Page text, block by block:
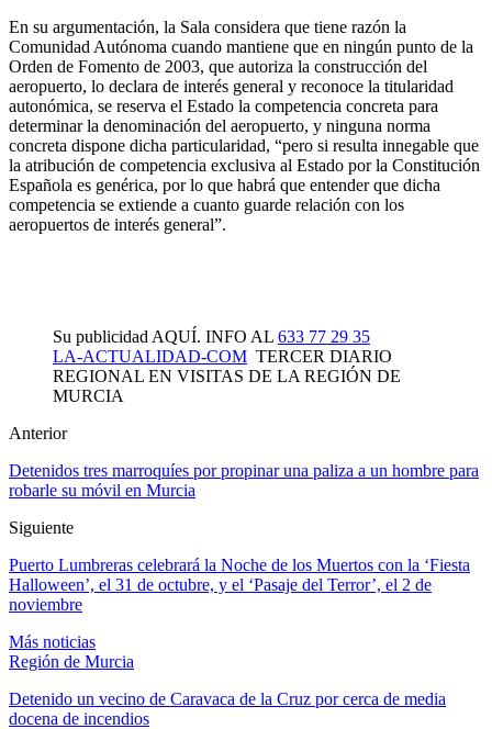
En su argumentación, la Sala considera que tiene razón la
Comunidad Autónoma cuando mantiene que en ningún punto de la
Orden de Fomento de 2003, que autoriza la construcción del
aeropuerto, lo declara de interés general y reconoce la titularidad
autonómica, se reserva el Estado la competencia concreta para
determinar la denominación del aeropuerto, y ninguna norma
concreta dispone dicha particularidad, “pero si resulta innegable que
la atribución de competencia exclusiva al Estado por la Constitución
Española es genérica, por lo que habrá que entender que dicha
competencia se extiende a cuanto guarde relación con los
aeropuertos de interés general”.
Su publicidad AQUÍ. INFO AL 633 77 29 35
LA-ACTUALIDAD-COM TERCER DIARIO
REGIONAL EN VISITAS DE LA REGIÓN DE
MURCIA
Anterior
Detenidos tres marroquíes por propinar una paliza a un hombre para
robarle su móvil en Murcia
Siguiente
Puerto Lumbreras celebrará la Noche de los Muertos con la ‘Fiesta
Halloween’, el 31 de octubre, y el ‘Pasaje del Terror’, el 2 de
noviembre
Más noticias
Región de Murcia
Detenido un vecino de Caravaca de la Cruz por cerca de media
docena de incendios